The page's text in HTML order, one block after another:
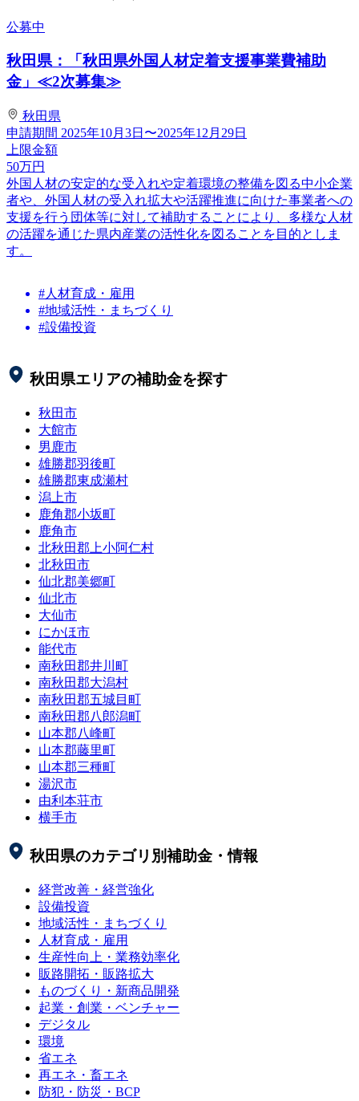
公募中
秋田県：「秋田県外国人材定着支援事業費補助
金」≪2次募集≫
秋田県
申請期間 2025年10月3日〜2025年12月29日
上限金額
50万円
外国人材の安定的な受入れや定着環境の整備を図る中小企業
者や、外国人材の受入れ拡大や活躍推進に向けた事業者への
支援を行う団体等に対して補助することにより、多様な人材
の活躍を通じた県内産業の活性化を図ることを目的としま
す。
#人材育成・雇用
#地域活性・まちづくり
#設備投資
秋田県エリアの補助金を探す
秋田市
大館市
男鹿市
雄勝郡羽後町
雄勝郡東成瀬村
潟上市
鹿角郡小坂町
鹿角市
北秋田郡上小阿仁村
北秋田市
仙北郡美郷町
仙北市
大仙市
にかほ市
能代市
南秋田郡井川町
南秋田郡大潟村
南秋田郡五城目町
南秋田郡八郎潟町
山本郡八峰町
山本郡藤里町
山本郡三種町
湯沢市
由利本荘市
横手市
秋田県のカテゴリ別補助金・情報
経営改善・経営強化
設備投資
地域活性・まちづくり
人材育成・雇用
生産性向上・業務効率化
販路開拓・販路拡大
ものづくり・新商品開発
起業・創業・ベンチャー
デジタル
環境
省エネ
再エネ・畜エネ
防犯・防災・BCP